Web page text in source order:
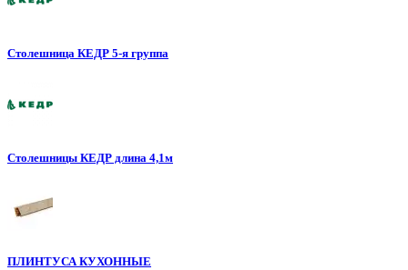
Столешница КЕДР 5-я группа
Столешницы КЕДР длина 4,1м
ПЛИНТУСА КУХОННЫЕ